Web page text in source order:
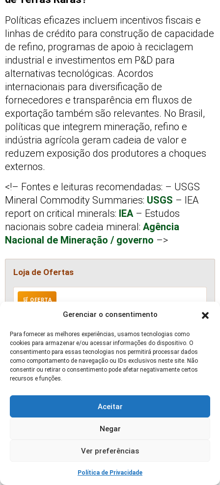
Gerenciar o consentimento
Para fornecer as melhores experiências, usamos tecnologias como
cookies para armazenar e/ou acessar informações do dispositivo. O
consentimento para essas tecnologias nos permitirá processar dados
como comportamento de navegação ou IDs exclusivos neste site. Não
consentir ou retirar o consentimento pode afetar negativamente certos
recursos e funções.
Aceitar
Negar
Ver preferências
Política de Privacidade
Políticas eficazes incluem incentivos fiscais e
linhas de crédito para construção de capacidade
de refino, programas de apoio à reciclagem
industrial e investimentos em P&D para
alternativas tecnológicas. Acordos
internacionais para diversificação de
fornecedores e transparência em fluxos de
exportação também são relevantes. No Brasil,
políticas que integrem mineração, refino e
indústria agrícola geram cadeia de valor e
reduzem exposição dos produtores a choques
externos.
<!– Fontes e leituras recomendadas: – USGS
Mineral Commodity Summaries: USGS – IEA
report on critical minerals: IEA– Estudos
nacionais sobre cadeia mineral: Agência
Nacional de Mineração / governo –>
Loja de Ofertas
🛒 OFERTA